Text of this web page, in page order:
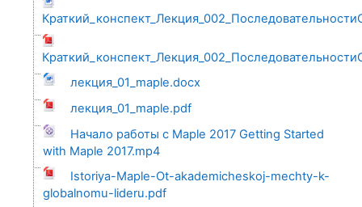
лекция_01_maple.docx
лекция_01_maple.pdf
Начало работы с Maple 2017 Getting Started
with Maple 2017.mp4
Istoriya-Maple-Ot-akademicheskoj-mechty-k-
globalnomu-lideru.pdf